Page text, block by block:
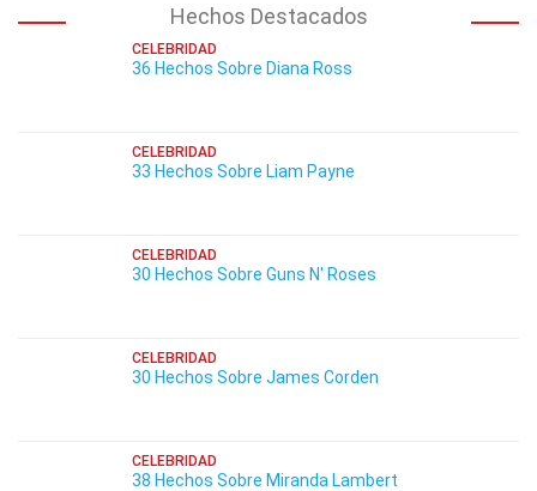
Hechos Destacados
CELEBRIDAD
36 Hechos Sobre Diana Ross
CELEBRIDAD
33 Hechos Sobre Liam Payne
CELEBRIDAD
30 Hechos Sobre Guns N' Roses
CELEBRIDAD
30 Hechos Sobre James Corden
CELEBRIDAD
38 Hechos Sobre Miranda Lambert